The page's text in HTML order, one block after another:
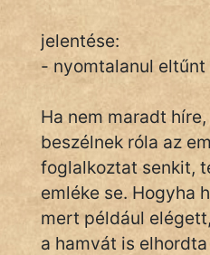
Szólások
Tréfás
IRODALOM
SZÓLÁS
jelentése:
- nyomtalanul eltűnt
Ha nem maradt
beszélnek róla az
foglalkoztat senkit,
emléke se. Hogyha
mert például
a hamvát is